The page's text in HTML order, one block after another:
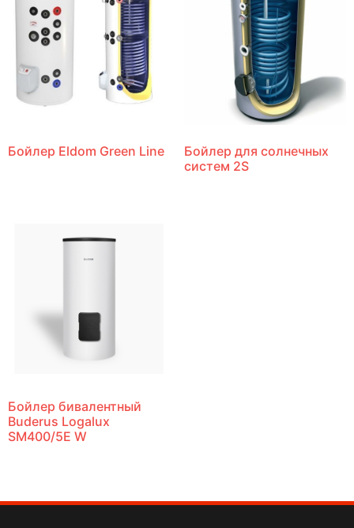
Бойлер Eldom Green Line
Бойлер для солнечных
систем 2S
Бойлер бивалентный
Buderus Logalux
SM400/5E W